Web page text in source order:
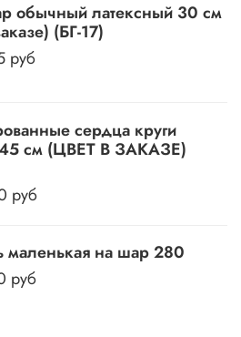
обычный латексный 30 см
(БГ-17)
руб
сердца круги
см (ЦВЕТ В ЗАКАЗЕ)
руб
маленькая на шар 280
руб